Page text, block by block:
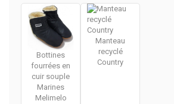
Bottines
fourrées en
cuir souple
Marines
Melimelo
Manteau
recyclé
Country